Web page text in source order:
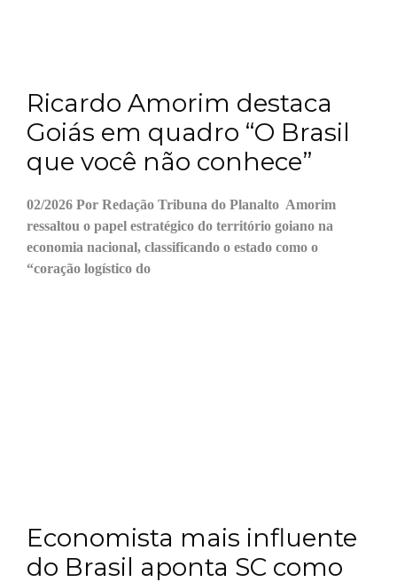
Ricardo Amorim destaca
Goiás em quadro “O Brasil
que você não conhece”
02/2026 Por Redação Tribuna do Planalto Amorim
ressaltou o papel estratégico do território goiano na
economia nacional, classificando o estado como o
“coração logístico do
Economista mais influente
do Brasil aponta SC como